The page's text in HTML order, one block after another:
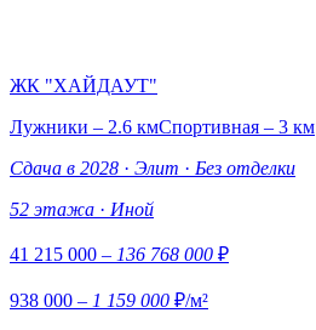
ЖК "ХАЙДАУТ"
Лужники – 2.6 кмСпортивная – 3 км
Сдача в 2028 · Элит · Без отделки
52 этажа · Иной
41 215 000 – 136 768 000 ₽
938 000 – 1 159 000 ₽/м²